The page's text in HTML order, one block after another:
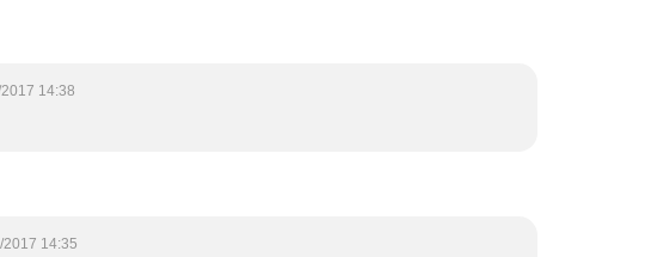
14:38
2017 14:35